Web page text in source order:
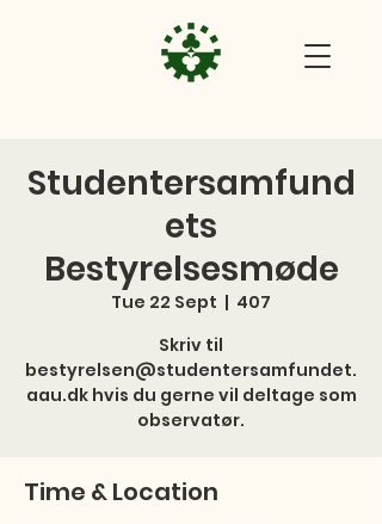
Studentersamfund
ets
Bestyrelsesmøde
Tue 22 Sept
  |
407
Skriv til
bestyrelsen@studentersamfundet.
aau.dk hvis du gerne vil deltage som
observatør.
Time & Location